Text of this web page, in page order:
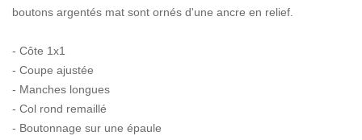
boutons argentés mat sont ornés d'une ancre en relief.
- Côte 1x1
- Coupe ajustée
- Manches longues
- Col rond remaillé
- Boutonnage sur une épaule